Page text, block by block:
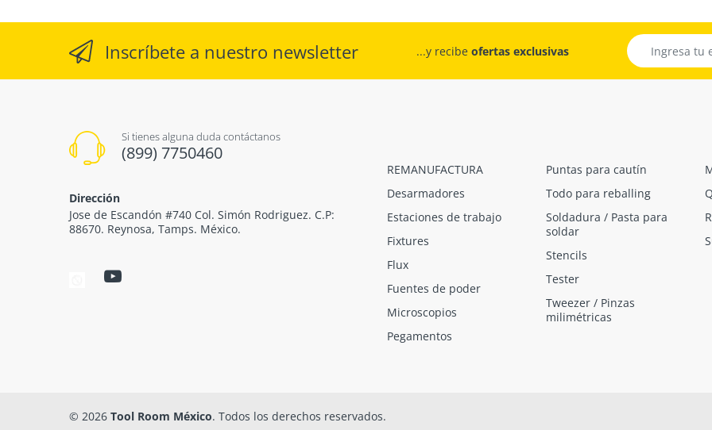
Inscríbete a nuestro newsletter ...y recibe ofertas exclusivas
Si tienes alguna duda contáctanos
(899) 7750460
Dirección
Jose de Escandón #740 Col. Simón Rodriguez. C.P:
88670. Reynosa, Tamps. México.
REMANUFACTURA
Desarmadores
Estaciones de trabajo
Fixtures
Flux
Fuentes de poder
Microscopios
Pegamentos
Puntas para cautín
Todo para reballing
Soldadura / Pasta para
soldar
Stencils
Tester
Tweezer / Pinzas
milimétricas
© 2026 Tool Room México. Todos los derechos reservados.